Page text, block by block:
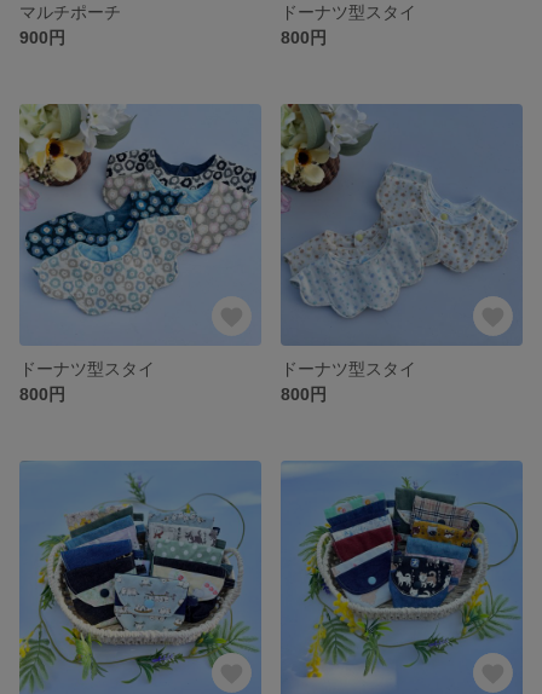
マルチポーチ
900円
ドーナツ型スタイ
800円
ドーナツ型スタイ
800円
ドーナツ型スタイ
800円